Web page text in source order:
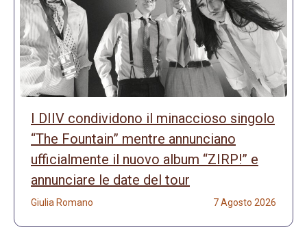
I DIIV condividono il minaccioso singolo
“The Fountain” mentre annunciano
ufficialmente il nuovo album “ZIRP!” e
annunciare le date del tour
Giulia Romano 7 Agosto 2026